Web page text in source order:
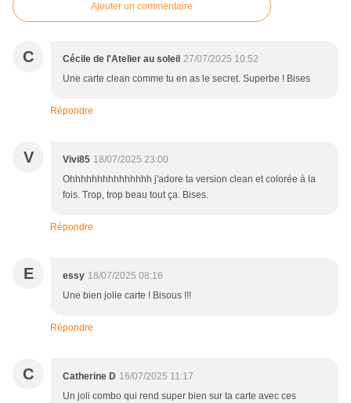
Ajouter un commentaire
C Cécile de l'Atelier au soleil 27/07/2025 10:52
Une carte clean comme tu en as le secret. Superbe ! Bises
Répondre
V Vivi85 18/07/2025 23:00
Ohhhhhhhhhhhhhhh j'adore ta version clean et colorée à la
fois. Trop, trop beau tout ça. Bises.
Répondre
E essy 18/07/2025 08:16
Une bien jolie carte ! Bisous !!!
Répondre
C Catherine D 16/07/2025 11:17
Un joli combo qui rend super bien sur ta carte avec ces